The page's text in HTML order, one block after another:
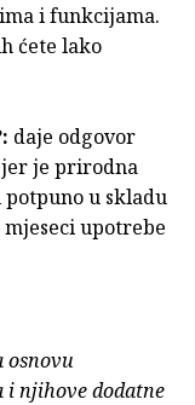
i funkcijama.
ćete lako
daje odgovor
je prirodna
u skladu
upotrebe
osnovu
njihove dodatne